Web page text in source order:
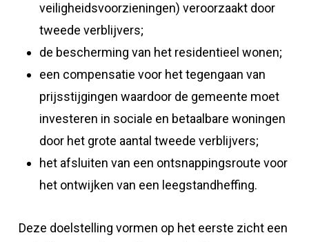
veiligheidsvoorzieningen) veroorzaakt door
tweede verblijvers;
de bescherming van het residentieel wonen;
een compensatie voor het tegengaan van
prijsstijgingen waardoor de gemeente moet
investeren in sociale en betaalbare woningen
door het grote aantal tweede verblijvers;
het afsluiten van een ontsnappingsroute voor
het ontwijken van een leegstandheffing.
Deze doelstelling vormen op het eerste zicht een